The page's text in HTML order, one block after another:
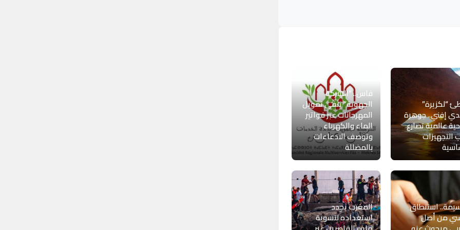
“لكزيرة”
إفني.. جوهرة
عالمية تصارع
التجهيزات
فاس.. “الشركة
الجهوية” تنفي تمويل
المهرجانات عبر فواتير
الماء والكهرباء
وتوصف الادعاءات
بالمضللة
استنطاق
من أصل
المغرب يجدد
استعداده لتسوية